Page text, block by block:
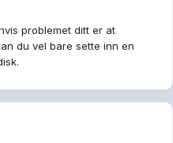
problemet ditt er at
du vel bare sette inn en